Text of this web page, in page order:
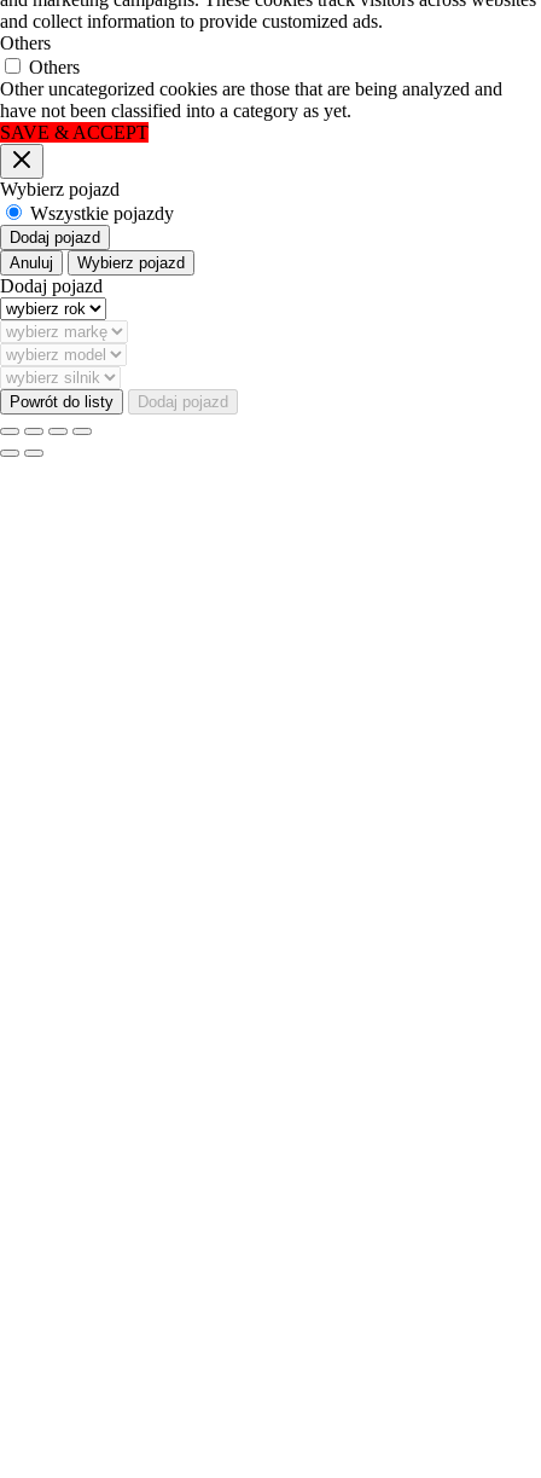
and collect information to provide customized ads.
Others
Others
Other uncategorized cookies are those that are being analyzed and
have not been classified into a category as yet.
SAVE & ACCEPT
Blisko
Wybierz pojazd
Wszystkie pojazdy
Dodaj pojazd
Anuluj
Wybierz pojazd
Dodaj pojazd
Powrót do listy Dodaj pojazd